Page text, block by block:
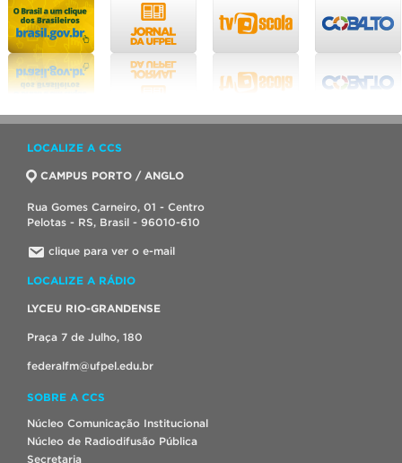
LOCALIZE A CCS
CAMPUS PORTO / ANGLO
Rua Gomes Carneiro, 01 - Centro
Pelotas - RS, Brasil - 96010-610
clique para ver o e-mail
LOCALIZE A RÁDIO
LYCEU RIO-GRANDENSE
Praça 7 de Julho, 180
federalfm@ufpel.edu.br
SOBRE A CCS
Núcleo Comunicação Institucional
Núcleo de Radiodifusão Pública
Secretaria